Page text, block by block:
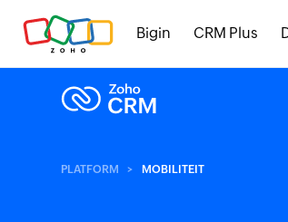
Bigin CRM Plus
PLATFORM MOBILITEIT